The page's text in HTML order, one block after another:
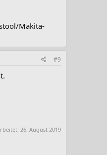
Makita-
#9
26. August 2019